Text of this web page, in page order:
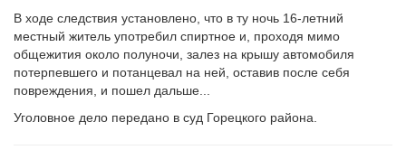
В ходе следствия установлено, что в ту ночь 16-летний
местный житель употребил спиртное и, проходя мимо
общежития около полуночи, залез на крышу автомобиля
потерпевшего и потанцевал на ней, оставив после себя
повреждения, и пошел дальше...
Уголовное дело передано в суд Горецкого района.